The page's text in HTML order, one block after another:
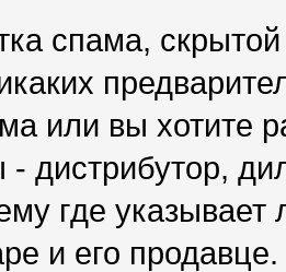
спама, скрытой
или вы хотите
- дистрибутор,
где
и его